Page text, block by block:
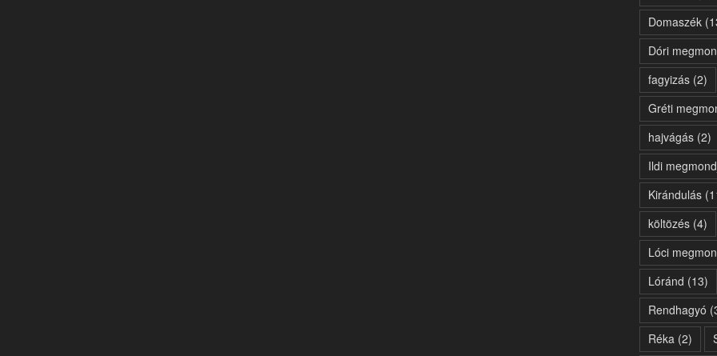
Domaszék
Dóri
fagyizás(2)
Gréti
hajvágás(2)
Ildi
Kirándulás
költözés(4)
Lóci
Lóránd (13)
Rendhagyó
Réka (2)